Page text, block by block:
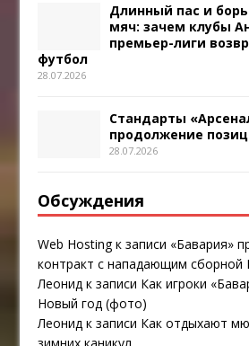
Длинный пас и
мяч: зачем клубы
премьер-лиги
футбол
28.07.2026
Стандарты
продолжение
28.07.2026
Обсуждения
Web Hostingк записи «Бавария»
контракт с нападающим сборной
Леонид к записи Как игроки
Новый год (фото)
Леонид к записи Как отдыхают